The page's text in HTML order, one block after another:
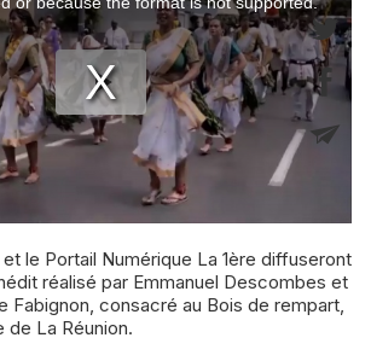
réalisé par Emmanuel Descombes et
Fabignon, consacré au Bois de rempart,
de La Réunion.